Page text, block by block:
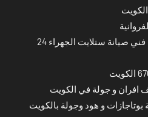
فني تصليح ستلايت الجهراء فني صيانة ستلايت الجهراء 24
افران و جولة في الكويت
و هود وجولة بالكويت